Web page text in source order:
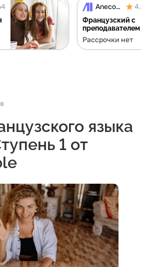
Anecole 4.71
Французский с
преподавателем
Рассрочки нет
языка
1 от